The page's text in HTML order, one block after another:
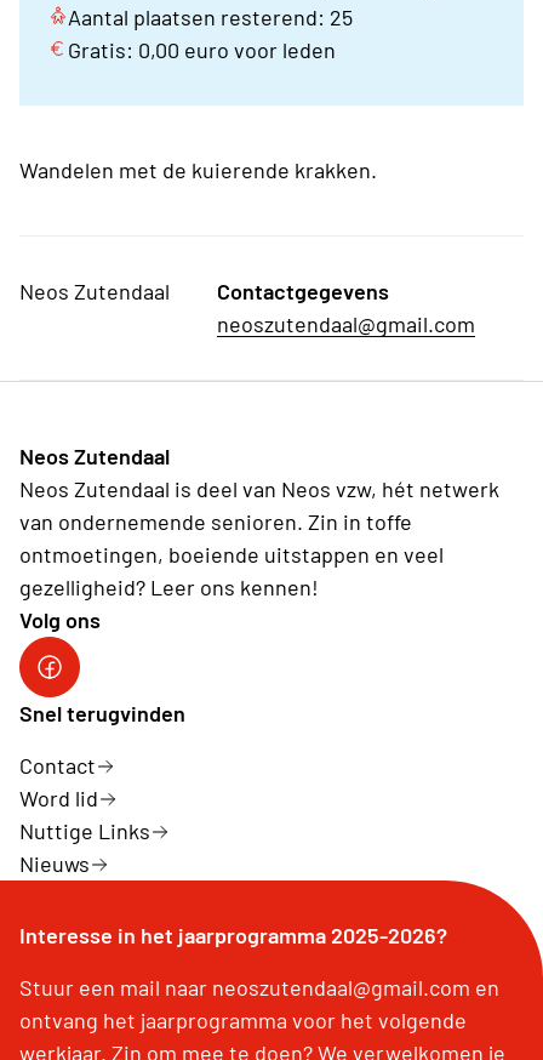
Aantal plaatsen resterend: 25
Gratis: 0,00 euro voor leden
Wandelen met de kuierende krakken.
Neos Zutendaal
Contactgegevens
neoszutendaal@gmail.com
Neos Zutendaal
Neos Zutendaal is deel van Neos vzw, hét netwerk
van ondernemende senioren. Zin in toffe
ontmoetingen, boeiende uitstappen en veel
gezelligheid? Leer ons kennen!
Volg ons
Facebook Neos Zutendaal
Snel terugvinden
Contact
Word lid
Nuttige Links
Nieuws
Interesse in het jaarprogramma 2025-2026?
Stuur een mail naar neoszutendaal@gmail.com en
ontvang het jaarprogramma voor het volgende
werkjaar. Zin om mee te doen? We verwelkomen je